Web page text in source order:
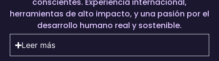
conscientes. Experiencia internacional,
herramientas de alto impacto, y una pasión por el
desarrollo humano real y sostenible.
Leer más